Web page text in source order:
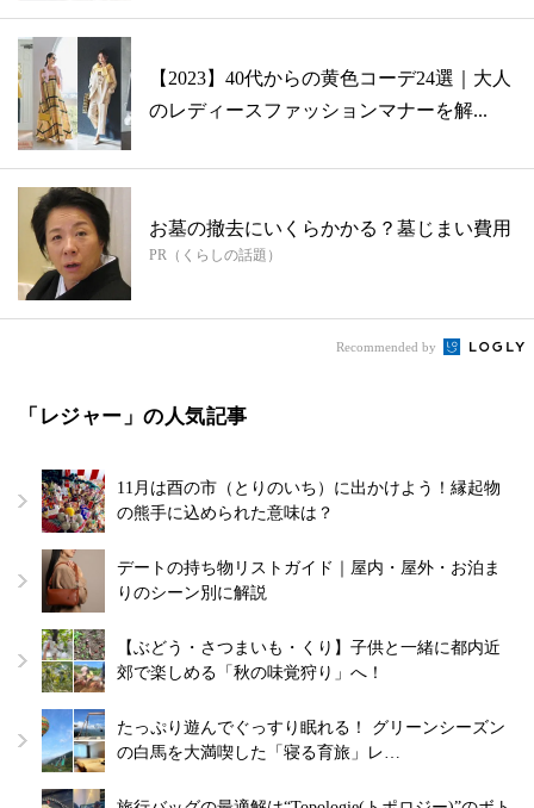
【2023】40代からの黄色コーデ24選｜大人
のレディースファッションマナーを解...
お墓の撤去にいくらかかる？墓じまい費用
PR（くらしの話題）
Recommended by
「レジャー」の人気記事
11月は酉の市（とりのいち）に出かけよう！縁起物
の熊手に込められた意味は？
デートの持ち物リストガイド｜屋内・屋外・お泊ま
りのシーン別に解説
【ぶどう・さつまいも・くり】子供と一緒に都内近
郊で楽しめる「秋の味覚狩り」へ！
たっぷり遊んでぐっすり眠れる！ グリーンシーズン
の白馬を大満喫した「寝る育旅」レ…